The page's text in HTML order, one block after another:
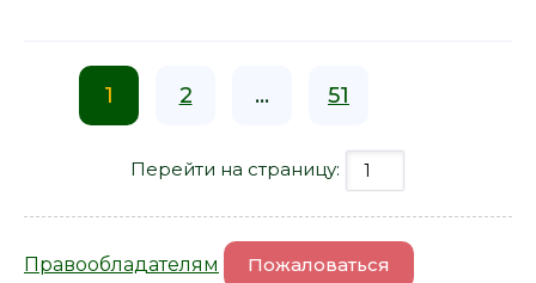
1 2 ... 51
Перейти на страницу:
Правообладателям Пожаловаться